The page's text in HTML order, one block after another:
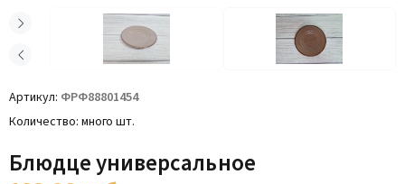
Артикул ФРФ88801454
Количество много шт.
Блюдце универсальное